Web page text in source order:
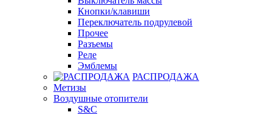
Кнопки/клавиши
Переключатель подрулевой
Прочее
Разъемы
Реле
Эмблемы
РАСПРОДАЖА
Метизы
Воздушные отопители
S&C